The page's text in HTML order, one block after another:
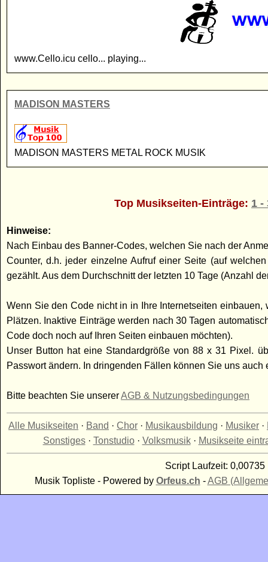
www.Cello.icu cello... playing...
MADISON MASTERS
MADISON MASTERS METAL ROCK MUSIK
Top Musikseiten-Einträge: 1 -
Hinweise:
Nach Einbau des Banner-Codes, welchen Sie nach der
Counter, d.h. jeder einzelne Aufruf einer Seite (auf
gezählt. Aus dem Durchschnitt der letzten 10 Tage (Anzahl
Wenn Sie den Code nicht in in Ihre Internetseiten
Plätzen. Inaktive Einträge werden nach 30 Tagen
Code doch noch auf Ihren Seiten einbauen möchten).
Unser Button hat eine Standardgröße von 88 x 31 Pixel.
Passwort ändern. In dringenden Fällen können Sie uns auch
Bitte beachten Sie unsererAGB & Nutzungsbedingungen
Alle Musikseiten · Band · Chor · Musikausbildung · Musiker ·
Sonstiges· Tonstudio· Volksmusik· Musikseite
Script Laufzeit:
Musik Topliste - Powered by Orfeus.ch -AGB